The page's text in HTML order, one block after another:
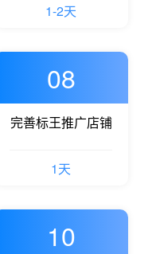
1-2天
08
完善标王推广店铺
1天
10